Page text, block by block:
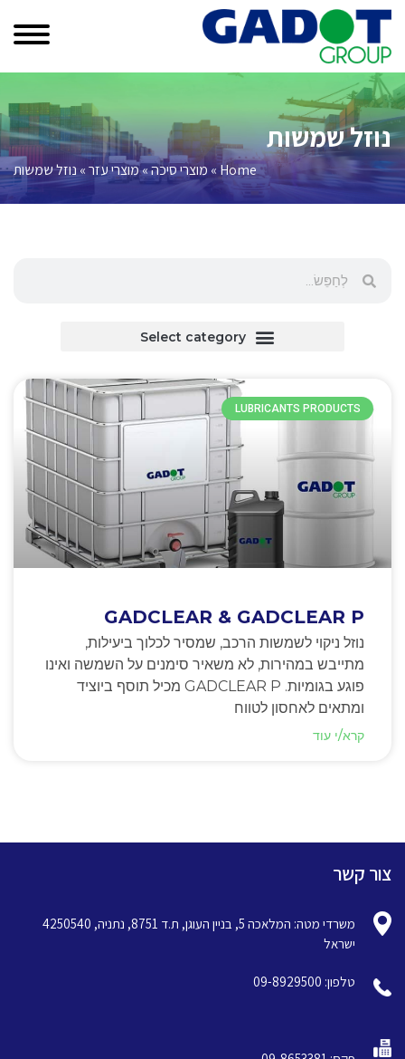
נוזל שמשות
Home
» מוצרי סיכה»מוצרי עזר» נוזל שמשות
LUBRICANTS PRODUCTS
GADCLEAR & GADCLEAR P
נוזל ניקוי לשמשות הרכב, שמסיר לכלוך ביעילות,
מתייבש במהירות, לא משאיר סימנים על השמשה ואינו
פוגע בגומיות. GADCLEAR P מכיל תוסף ביוציד
ומתאים לאחסון לטווח
קרא/י עוד
צור קשר
משרדי מטה: המלאכה 5, בניין העוגן, ת.ד 8751, נתניה, 4250540
ישראל
טלפון: 09-8929500